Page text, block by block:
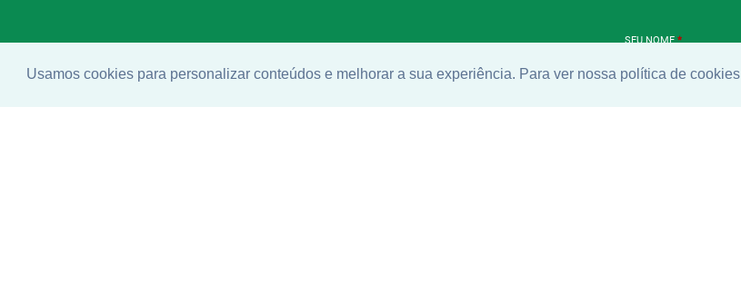
Usamos cookies para personalizar conteúdos e melhorar a sua experiência. Para ver nossa política de cookies
SEU NOME*